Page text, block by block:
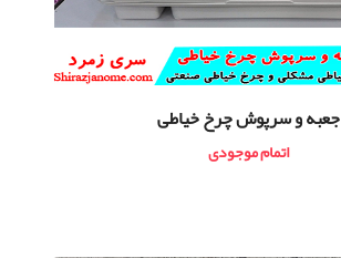
جعبه و سرپوش چرخ خیاطی
اتمام موجودی